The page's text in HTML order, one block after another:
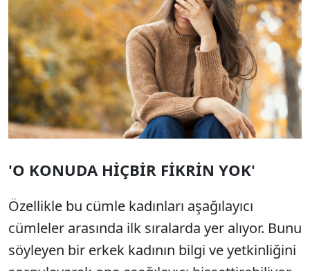
'O KONUDA HİÇBİR FİKRİN YOK'
Özellikle bu cümle kadınları aşağılayıcı
cümleler arasında ilk sıralarda yer alıyor. Bunu
söyleyen bir erkek kadının bilgi ve yetkinliğini